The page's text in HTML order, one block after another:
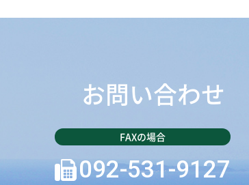
お問い合わせ
092-531-9127